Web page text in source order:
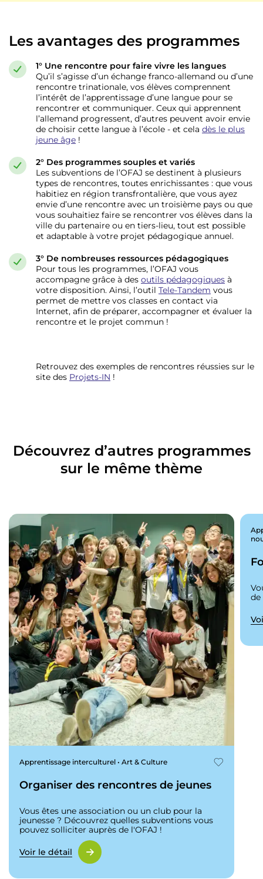
Les avantages des programmes
1° Une rencontre pour faire vivre les langues
Qu’il s’agisse d’un échange franco-allemand ou d’une
rencontre trinationale, vos élèves comprennent
l’intérêt de l’apprentissage d’une langue pour se
rencontrer et communiquer. Ceux qui apprennent
l’allemand progressent, d’autres peuvent avoir envie
de choisir cette langue à l’école - et cela dès le plus
jeune âge !
2° Des programmes souples et variés
Les subventions de l’OFAJ se destinent à plusieurs
types de rencontres, toutes enrichissantes : que vous
habitiez en région transfrontalière, que vous ayez
envie d’une rencontre avec un troisième pays ou que
vous souhaitiez faire se rencontrer vos élèves dans la
ville du partenaire ou en tiers-lieu, tout est possible
et adaptable à votre projet pédagogique annuel.
3° De nombreuses ressources pédagogiques
Pour tous les programmes, l’OFAJ vous
accompagne grâce à des outils pédagogiques à
votre disposition. Ainsi, l’outil Tele-Tandem vous
permet de mettre vos classes en contact via
Internet, afin de préparer, accompagner et évaluer la
rencontre et le projet commun !
Retrouvez des exemples de rencontres réussies sur le
site des Projets-IN !
Découvrez d’autres programmes
sur le même thème
Apprentissage interculturel • Art & Culture
Organiser des rencontres de jeunes
Vous êtes une association ou un club pour la
jeunesse ? Découvrez quelles subventions vous
pouvez solliciter auprès de l'OFAJ !
Voir le détail